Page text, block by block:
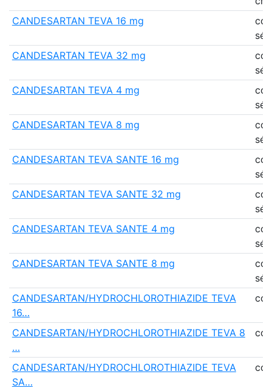
CANDESARTAN TEVA 16 mg
CANDESARTAN TEVA 32 mg
CANDESARTAN TEVA 4 mg
CANDESARTAN TEVA 8 mg
CANDESARTAN TEVA SANTE 16 mg
CANDESARTAN TEVA SANTE 32 mg
CANDESARTAN TEVA SANTE 4 mg
CANDESARTAN TEVA SANTE 8 mg
CANDESARTAN/HYDROCHLOROTHIAZIDE TEVA
16…
CANDESARTAN/HYDROCHLOROTHIAZIDE TEVA 8
…
CANDESARTAN/HYDROCHLOROTHIAZIDE TEVA
SA…